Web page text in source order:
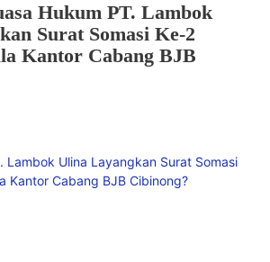
Hukum PT. Lambok
Surat Somasi Ke-2
Kantor Cabang BJB